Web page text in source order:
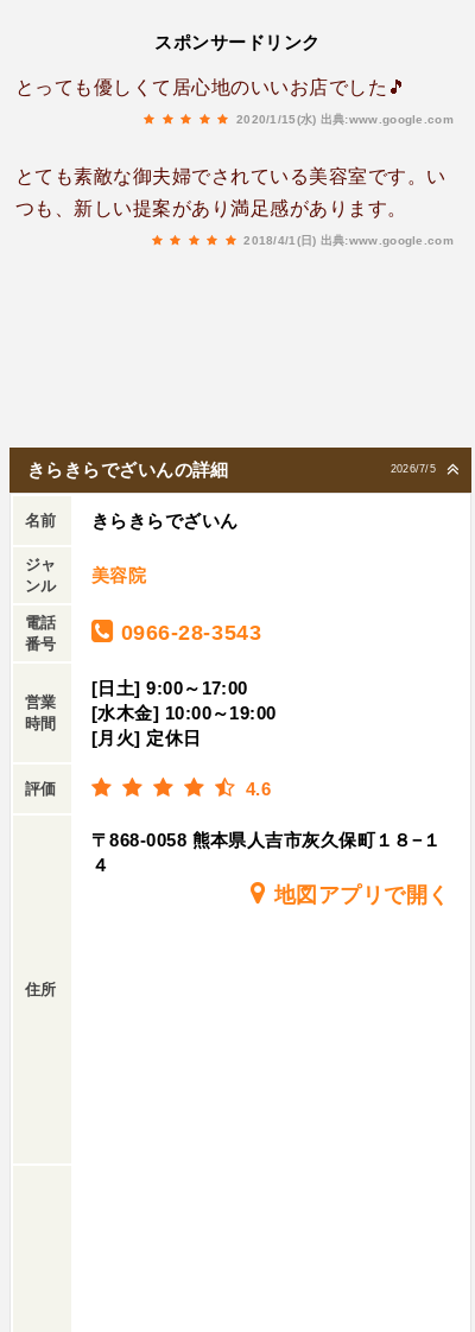
スポンサードリンク
とっても優しくて居心地のいいお店でした🎵
2020/1/15(水) 出典:www.google.com
とても素敵な御夫婦でされている美容室です。い
つも、新しい提案があり満足感があります。
2018/4/1(日) 出典:www.google.com
2026/7/5
きらきらでざいんの詳細
名前 きらきらでざいん
ジャ
ンル
美容院
電話
番号
0966-28-3543
営業
時間
[日土] 9:00～17:00
[水木金] 10:00～19:00
[月火] 定休日
評価 4.6
住所
〒868-0058 熊本県人吉市灰久保町１８−１
４
地図アプリで開く